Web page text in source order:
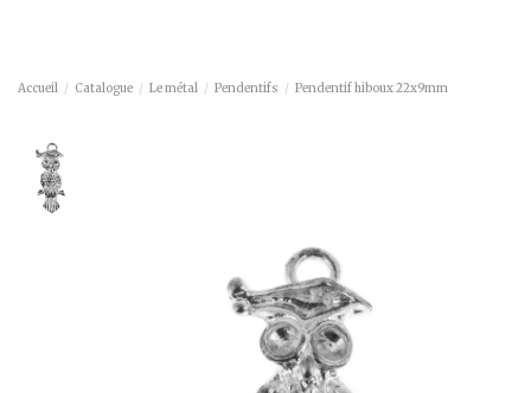
Accueil Catalogue Le métal Pendentifs Pendentif hiboux 22x9mm